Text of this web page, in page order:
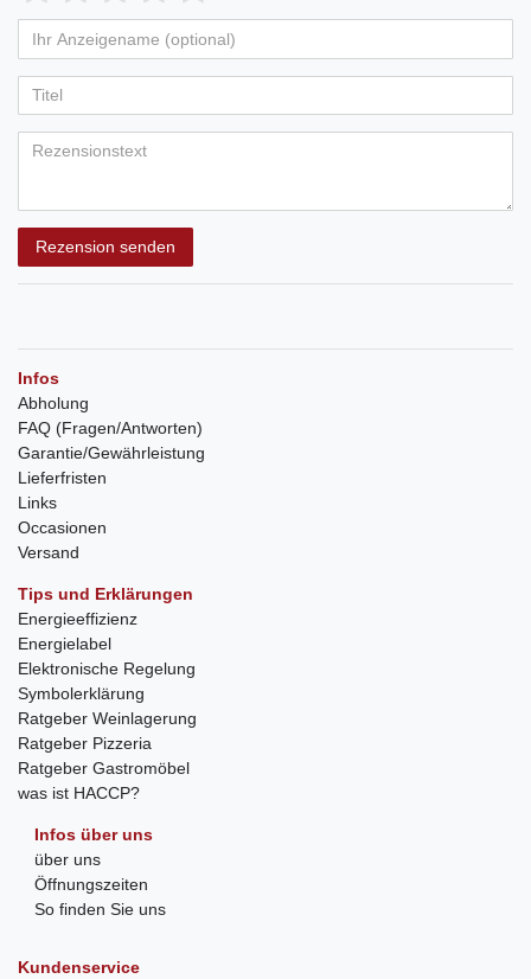
Rezension senden
Infos
Abholung
FAQ (Fragen/Antworten)
Garantie/Gewährleistung
Lieferfristen
Links
Occasionen
Versand
Tips und Erklärungen
Energieeffizienz
Energielabel
Elektronische Regelung
Symbolerklärung
Ratgeber Weinlagerung
Ratgeber Pizzeria
Ratgeber Gastromöbel
was ist HACCP?
Infos über uns
über uns
Öffnungszeiten
So finden Sie uns
Kundenservice